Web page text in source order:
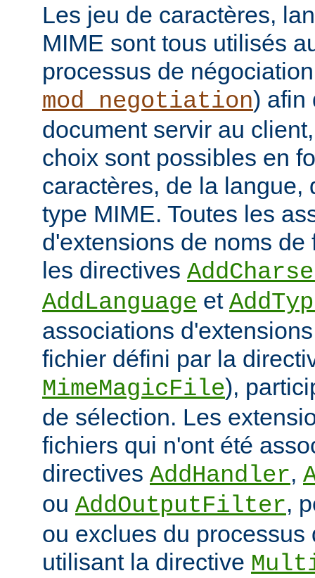
Les jeu de caractères,
MIME sont tous utilisés
processus de
mod_negotiation) afin
document servir au
choix sont possibles en
caractères, de la langue,
type MIME. Toutes les
d'extensions de noms
les directives
AddLanguage et
associations
fichier défini par la
MimeMagicFile),
de sélection. Les
fichiers qui n'ont été
directives AddHandler,
ou AddOutputFilter,
ou exclues du processus
utilisant la directive